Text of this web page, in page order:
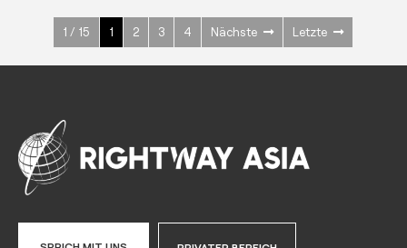
1 / 15 1 2 3 4 Nächste Letzte